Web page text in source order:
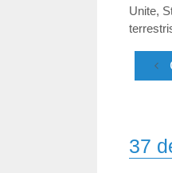
Unite,
37